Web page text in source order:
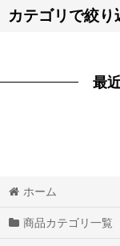
並び順:
カテゴリで絞り
ID:INVADED イド：
IDOLiSH7 アイドリッ
最
ホーム
商品カテゴリ一覧